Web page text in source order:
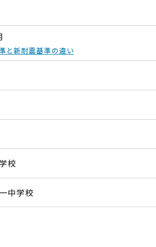
と新耐震基準の違い
校
中学校